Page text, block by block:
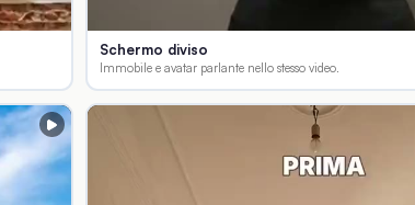
Schermo diviso
Immobile e avatar parlante nello stesso video.